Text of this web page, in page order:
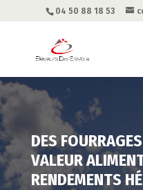
04 50 88 18 53
DES
VALEUR
RENDEMENTS